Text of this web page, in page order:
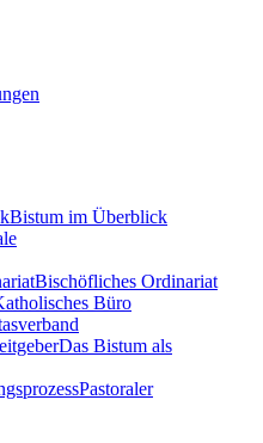
Bistum im Überblick
Bischöfliches Ordinariat
Büro
Das Bistum als
Pastoraler